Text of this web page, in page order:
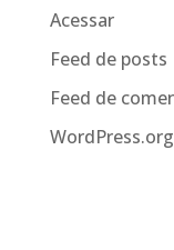
Acessar
Feed de posts
Feed de
WordPress.org